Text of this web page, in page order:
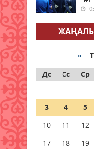
арналған
өтуде
Мәслихат
мәселелер
құрылысқа
бөлінді
«
Дс
Сс Ср
3
4 5
10
11 12
17
18 19